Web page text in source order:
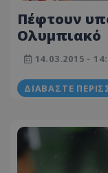
Πέφτουν
Ολυμπιακό
14.03.2015 -
ΔΙΑΒΆΣΤΕ